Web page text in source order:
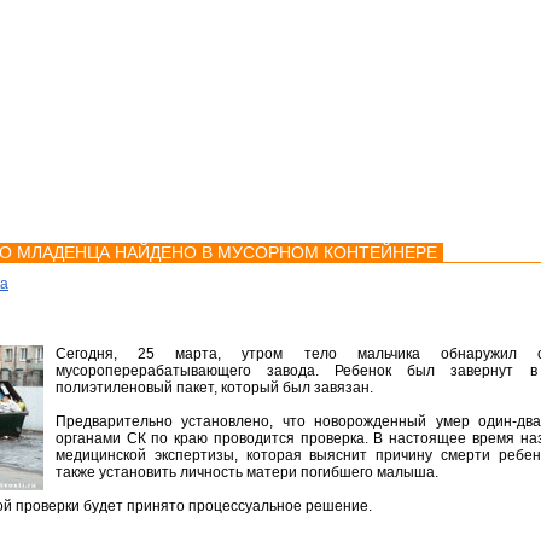
МЛАДЕНЦА НАЙДЕНО В МУСОРНОМ КОНТЕЙНЕРЕ
Сегодня, 25 марта, утром тело мальчика обнаружил
мусороперерабатывающего завода. Ребенок был
полиэтиленовый пакет, который был завязан.
Предварительно установлено, что новорожденный умер один-
органами СК по краю проводится проверка. В настоящее время
медицинской экспертизы, которая выяснит причину смерти
также установить личность матери погибшего малыша.
проверки будет принято процессуальное решение.